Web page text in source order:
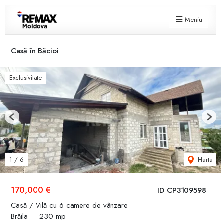
Meniu
Casă în Băcioi
ID CP3109598
170,000 €
Casă / Vilă cu 6 camere de vânzare
Brăila
230 mp
Exclusivitate
1 / 6 Harta
Previous Next